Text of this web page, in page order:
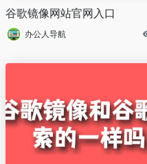
谷歌镜像网站官网入口
办公人导航